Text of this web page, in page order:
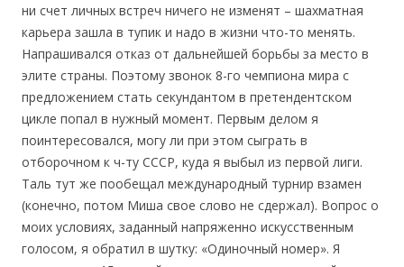
ни счет личных встреч ничего не изменят – шахматная
карьера зашла в тупик и надо в жизни что-то менять.
Напрашивался отказ от дальнейшей борьбы за место в
элите страны. Поэтому звонок 8-го чемпиона мира с
предложением стать секундантом в претендентском
цикле попал в нужный момент. Первым делом я
поинтересовался, могу ли при этом сыграть в
отборочном к ч-ту СССР, куда я выбыл из первой лиги.
Таль тут же пообещал международный турнир взамен
(конечно, потом Миша свое слово не сдержал). Вопрос о
моих условиях, заданный напряженно искусственным
голосом, я обратил в шутку: «Одиночный номер». Я